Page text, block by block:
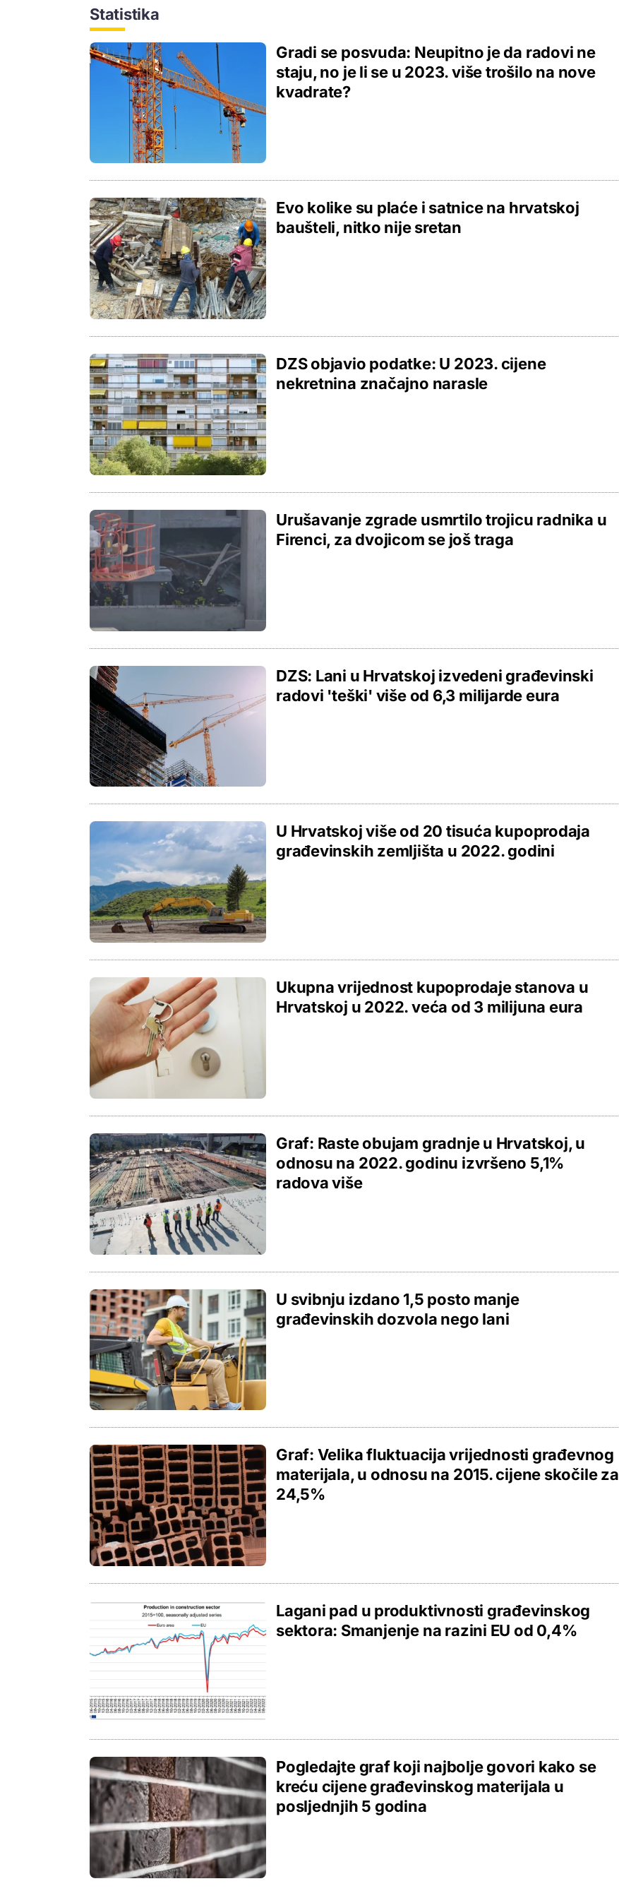
Statistika
Gradi se posvuda: Neupitno je da radovi ne
staju, no je li se u 2023. više trošilo na nove
kvadrate?
Evo kolike su plaće i satnice na hrvatskoj
baušteli, nitko nije sretan
DZS objavio podatke: U 2023. cijene
nekretnina značajno narasle
Urušavanje zgrade usmrtilo trojicu radnika u
Firenci, za dvojicom se još traga
DZS: Lani u Hrvatskoj izvedeni građevinski
radovi 'teški' više od 6,3 milijarde eura
U Hrvatskoj više od 20 tisuća kupoprodaja
građevinskih zemljišta u 2022. godini
Ukupna vrijednost kupoprodaje stanova u
Hrvatskoj u 2022. veća od 3 milijuna eura
Graf: Raste obujam gradnje u Hrvatskoj, u
odnosu na 2022. godinu izvršeno 5,1%
radova više
U svibnju izdano 1,5 posto manje
građevinskih dozvola nego lani
Graf: Velika fluktuacija vrijednosti građevnog
materijala, u odnosu na 2015. cijene skočile za
24,5%
Lagani pad u produktivnosti građevinskog
sektora: Smanjenje na razini EU od 0,4%
Pogledajte graf koji najbolje govori kako se
kreću cijene građevinskog materijala u
posljednjih 5 godina